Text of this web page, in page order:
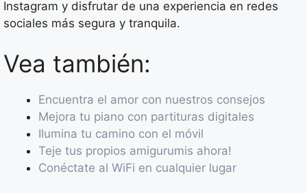
Instagram y disfrutar de una experiencia en redes
sociales más segura y tranquila.
Vea también:
Encuentra el amor con nuestros consejos
Mejora tu piano con partituras digitales
Ilumina tu camino con el móvil
Teje tus propios amigurumis ahora!
Conéctate al WiFi en cualquier lugar